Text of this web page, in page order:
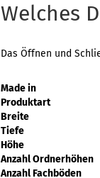
Welches
Das Öffnen und
Made in
Produktart
Breite
Tiefe
Höhe
Anzahl Ordnerhöhen
Anzahl Fachböden